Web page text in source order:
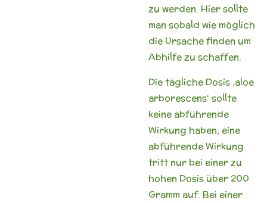
zu werden. Hier sollte
man sobald wie möglich
die Ursache finden um
Abhilfe zu schaffen.
Die tägliche Dosis ‚aloe
arborescens‘ sollte
keine abführende
Wirkung haben, eine
abführende Wirkung
tritt nur bei einer zu
hohen Dosis über 200
Gramm auf. Bei einer